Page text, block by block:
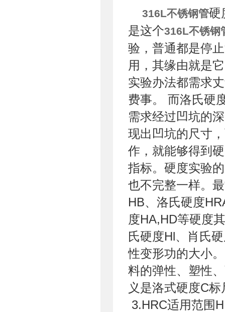
316L不锈钢管硬
是这个316L不锈钢
验，普通都是停
用，其缘由就是
实验办法都需求
费事。 而洛氏硬
需求经过凹坑的
现出凹坑的尺寸
作，就能够得到
指标。硬度实验
也不完整一样。
HB、洛氏硬度
度HA,HD等硬度
氏硬度Hl、肖氏
性变形功的大小
料的弹性、塑性
义是洛式硬度C
3.HRC适用范围